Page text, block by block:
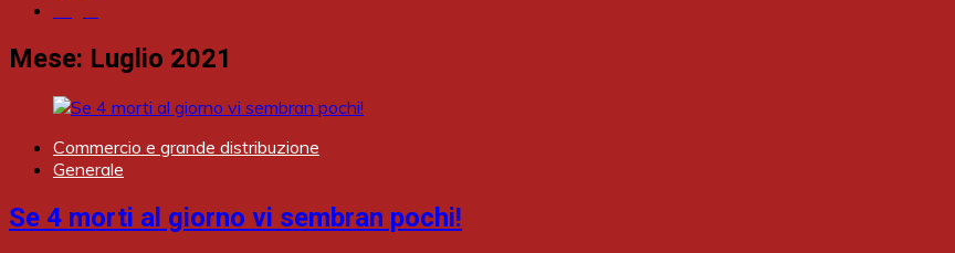
Mese: Luglio 2021
Commercio e grande distribuzione
Generale
Se 4 morti al giorno vi sembran pochi!